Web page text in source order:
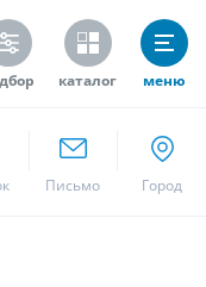
каталог меню